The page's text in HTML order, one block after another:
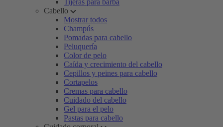
Tijeras para barba
Cabello
Mostrar todos
Champús
Pomadas para cabello
Peluquería
Color de pelo
Caída y crecimiento del cabello
Cepillos y peines para cabello
Cortapelos
Cremas para cabello
Cuidado del cabello
Gel para el pelo
Pastas para cabello